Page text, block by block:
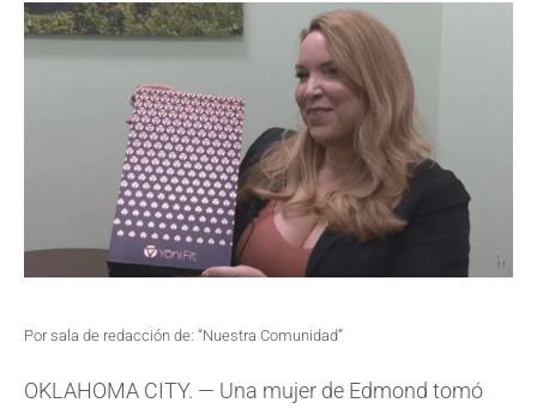
Por sala de redacción de: “Nuestra Comunidad”
OKLAHOMA CITY. — Una mujer de Edmond tomó